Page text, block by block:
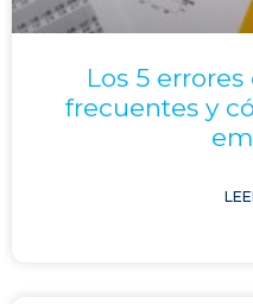
Los 5
frecuentes y